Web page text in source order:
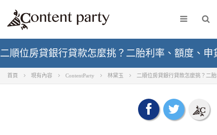
二順位房貸銀行貸款怎麼挑？二胎利率、額度、
首頁 現有內容 ContentParty 林黛玉 二順位房貸銀行貸款怎麼挑？二